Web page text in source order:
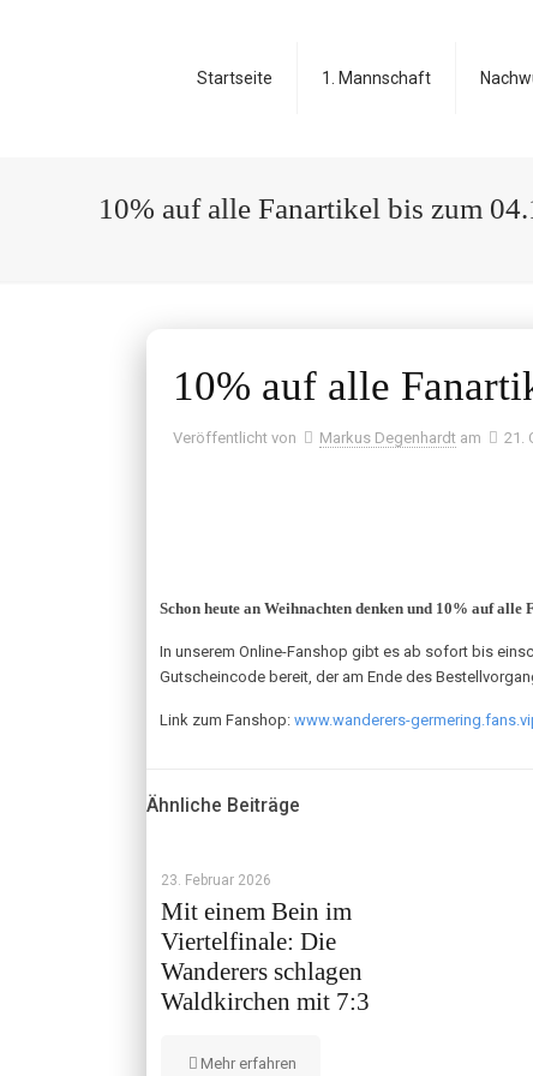
Startseite 1. Mannschaft
10% auf alle Fanartikel bis zum
10% auf alle
Veröffentlicht von Markus Degenhardt am 21.
Schon heute an Weihnachten denken und 10% auf alle
In unserem Online-Fanshop gibt es ab sofort bis
Gutscheincode bereit, der am Ende des
Link zum Fanshop: www.wanderers-
Ähnliche Beiträge
23. Februar 2026
Mit einem Bein im
Viertelfinale: Die
Wanderers schlagen
Waldkirchen mit 7:3
Mehr erfahren